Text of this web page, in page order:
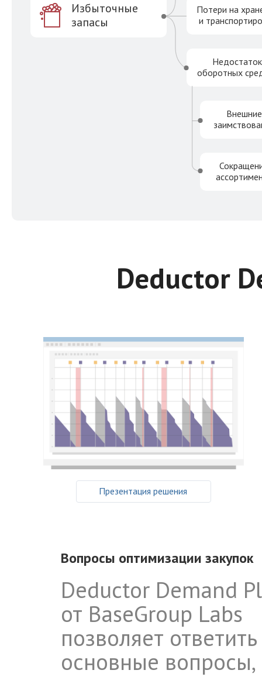
Избыточные
запасы
Потери на
и
Недостаток
оборотных
Внешние
Deductor
Презентация решения
Вопросы оптимизации закупок
Deductor Demand
от BaseGroup Labs
позволяет
основные вопросы,